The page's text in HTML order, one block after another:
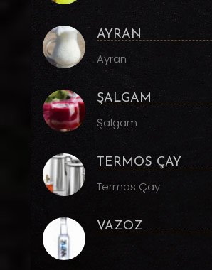
AYRAN
Ayran
ŞALGAM
Şalgam
TERMOS ÇAY
Termos Çay
VAZOZ